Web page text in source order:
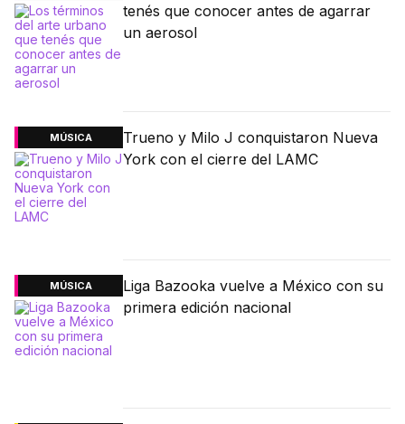
tenés que conocer antes de agarrar
un aerosol
MÚSICA
Trueno y Milo J conquistaron Nueva
York con el cierre del LAMC
MÚSICA
Liga Bazooka vuelve a México con su
primera edición nacional